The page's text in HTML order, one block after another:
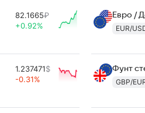
82.1665₽
+0.92%
Евро /
EUR/
1.237471$
-0.31%
Фунт
GBP/